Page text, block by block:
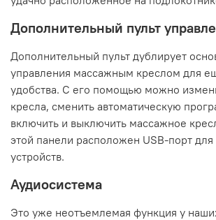
Дополнительный пульт
Дополнительный пульт дублирует
управления массажным креслом для
удобства. С его помощью можно
кресла, сменить автоматическую
включить и выключить массажное
этой панели расположен USB-порт
устройств.
Аудиосистема
Это уже неотъемлемая функция у